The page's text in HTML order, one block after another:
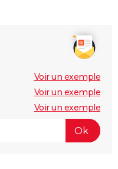
Voir un exemple
Voir un exemple
Voir un exemple